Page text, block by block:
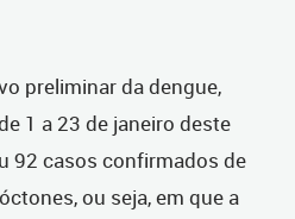
preliminar da dengue,
1 a 23 de janeiro deste
92 casos confirmados de
ou seja, em que a